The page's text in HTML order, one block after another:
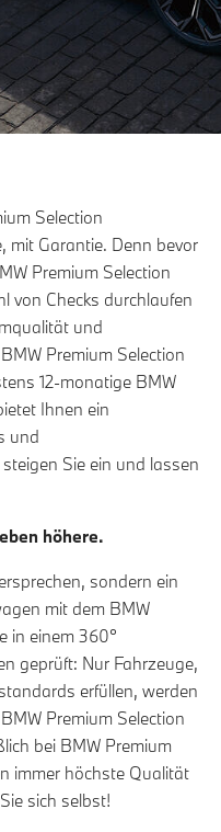
Selection
mit Garantie. Denn bevor
Premium Selection
von Checks durchlaufen
und
Premium Selection
12-monatige BMW
Ihnen ein
und
Sie ein und lassen
höhere.
sondern ein
mit dem BMW
in einem 360°
geprüft: Nur Fahrzeuge,
erfüllen, werden
Premium Selection
bei BMW Premium
immer höchste Qualität
sich selbst!